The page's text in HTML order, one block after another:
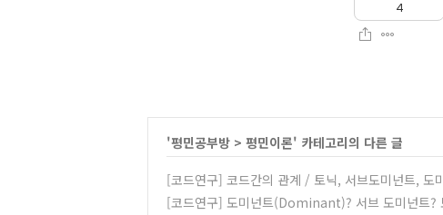
4
'평민공부방 > 평민이론' 카테고리의 다른 글
[코드연구] 코드간의 관계 / 토닉, 서브도미넌트, 도
[코드연구] 도미넌트(Dominant)? 서브 도미넌트?